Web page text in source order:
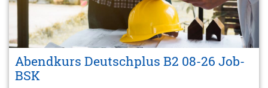
Abendkurs Deutschplus B2 08-26 Job-
BSK